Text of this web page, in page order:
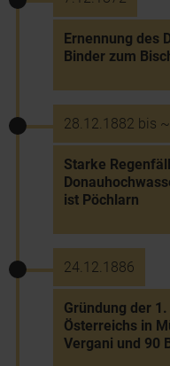
Ernennung des
Binder zum
28.12.1882 bis
Starke
ist Pöchlarn
24.12.1886
Gründung der
Österreichs in
Vergani und 90